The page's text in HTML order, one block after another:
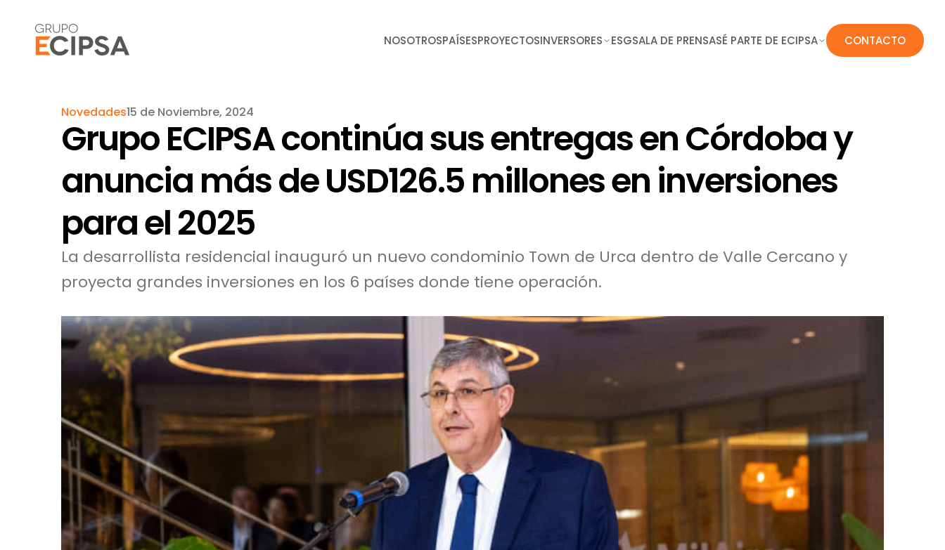
NOSOTROSPAÍSESPROYECTOSINVERSORES ESGSALA DE PRENSASÉ PARTE DE ECIPSA CONTACTO
Novedades15 de Noviembre, 2024
Grupo ECIPSA continúa sus entregas en Córdoba y
anuncia más de USD126.5 millones en inversiones
para el 2025
La desarrollista residencial inauguró un nuevo condominio Town de Urca dentro de Valle Cercano y
proyecta grandes inversiones en los 6 países donde tiene operación.